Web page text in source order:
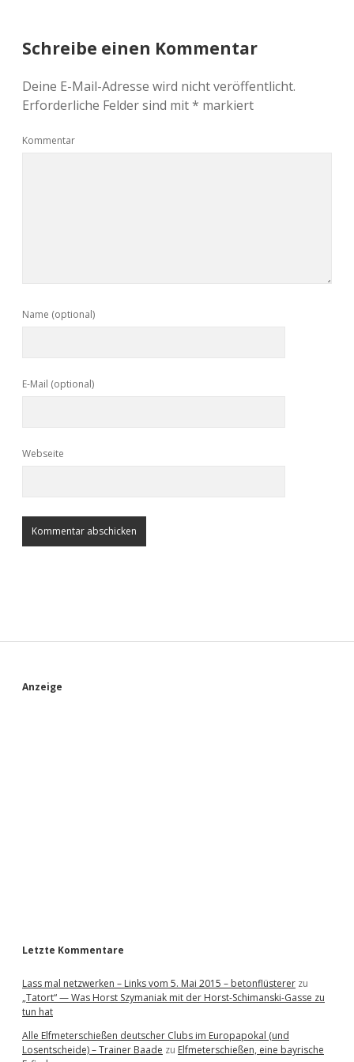
Schreibe einen Kommentar
Deine E-Mail-Adresse wird nicht veröffentlicht.
Erforderliche Felder sind mit* markiert
Kommentar
Name (optional)
E-Mail (optional)
Webseite
S
Anzeige
Letzte Kommentare
Lass mal netzwerken – Links vom 5. Mai 2015 – betonflüsterer zu
„Tatort“ — Was Horst Szymaniak mit der Horst-Schimanski-Gasse zu
tun hat
Alle Elfmeterschießen deutscher Clubs im Europapokal (und
Losentscheide) – Trainer Baade zu Elfmeterschießen, eine bayrische